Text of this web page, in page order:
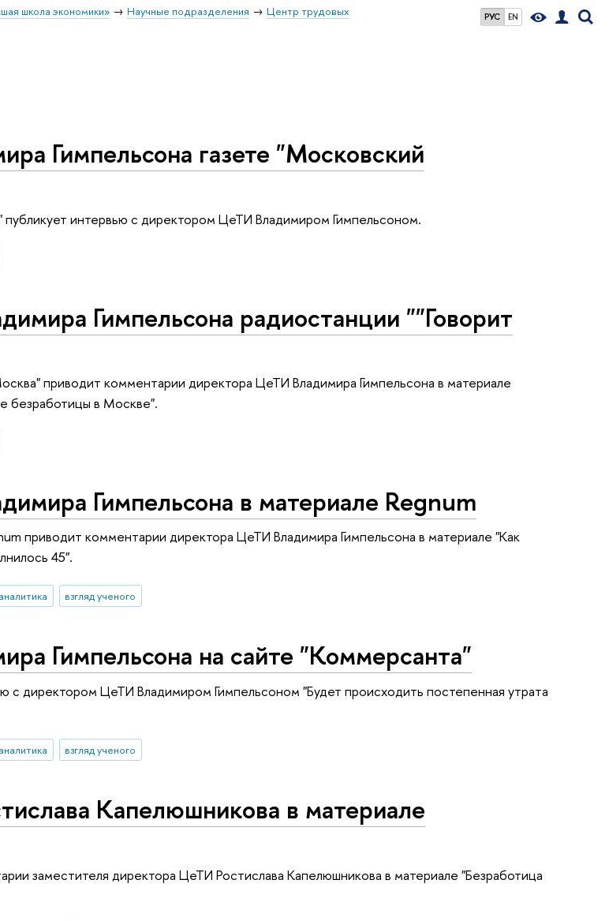
РУС EN
школа экономики» Научные подразделения
Центр трудовых
Гимпельсона газете "Московский
интервью с директором ЦеТИ Владимиром Гимпельсоном.
Гимпельсона радиостанции ""Говорит
приводит комментарии директора ЦеТИ Владимира Гимпельсона в материале
безработицы в Москве".
Гимпельсона в материале Regnum
приводит комментарии директора ЦеТИ Владимира Гимпельсона в материале "Как
45".
взгляд ученого
Гимпельсона на сайте "Коммерсанта"
с директором ЦеТИ Владимиром Гимпельсоном "Будет происходить постепенная утрата
взгляд ученого
Капелюшникова в материале
заместителя директора ЦеТИ Ростислава Капелюшникова в материале "Безработица